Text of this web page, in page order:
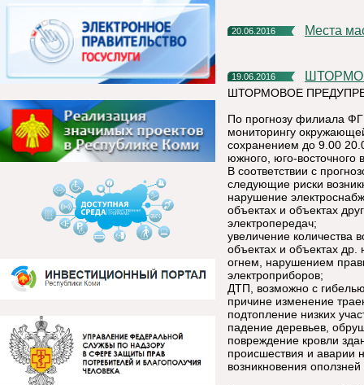
20.06.2016 Места
19.06.2016
ШТОРМОВОЕ
По прогнозу филиала
мониторингу
сохранением до 9.00
южного, юго-
В соответствии с
следующие риски
нарушение
объектах и объектах
электропередач;
увеличение количества
объектах и объектах
огнем, нарушением
электроприборов;
ДТП, возможно с
причине изменение
подтопление низких
падение деревьев,
повреждение кровли
происшествия и аварии
возникновения оползней